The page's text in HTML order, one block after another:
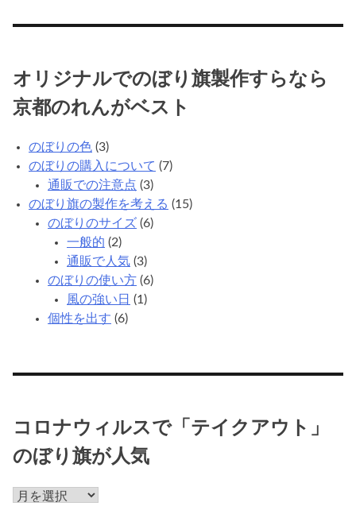
オリジナルでのぼり旗製作すらなら
京都のれんがベスト
のぼりの色 (3)
のぼりの購入について (7)
通販での注意点 (3)
のぼり旗の製作を考える (15)
のぼりのサイズ (6)
一般的 (2)
通販で人気 (3)
のぼりの使い方 (6)
風の強い日 (1)
個性を出す (6)
コロナウィルスで「テイクアウト」
のぼり旗が人気
コ